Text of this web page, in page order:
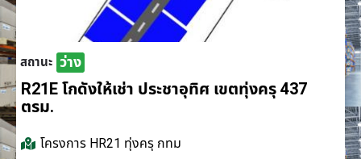
สถานะ ว่าง
R21E โกดังให้เช่า ประชาอุทิศ เขตทุ่งครุ 437
ตรม.
โครงการ HR21 ทุ่งครุ กทม